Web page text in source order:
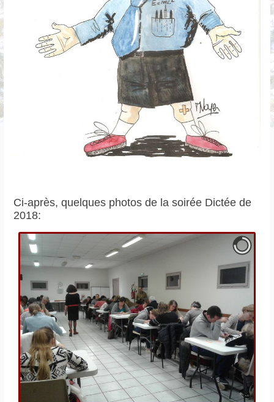
Ci-après, quelques photos de la soirée Dictée de
2018: